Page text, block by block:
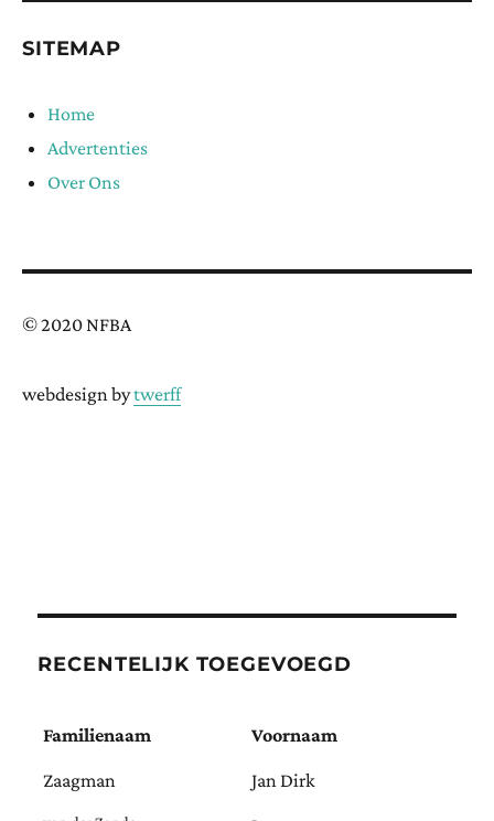
SITEMAP
Home
Advertenties
Over Ons
© 2020 NFBA
webdesign bytwerff
RECENTELIJK TOEGEVOEGD
Familienaam Voornaam
Zaagman Jan Dirk